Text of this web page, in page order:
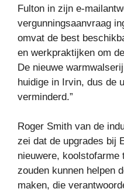
Fulton in zijn e-
vergunningsaanvraag
omvat de best
en werkpraktijken om
De nieuwe
huidige in Irvin, dus de
verminderd.”
Roger Smith van de
zei dat de upgrades bij
nieuwere, koolstofarme
zouden kunnen helpen
maken, die